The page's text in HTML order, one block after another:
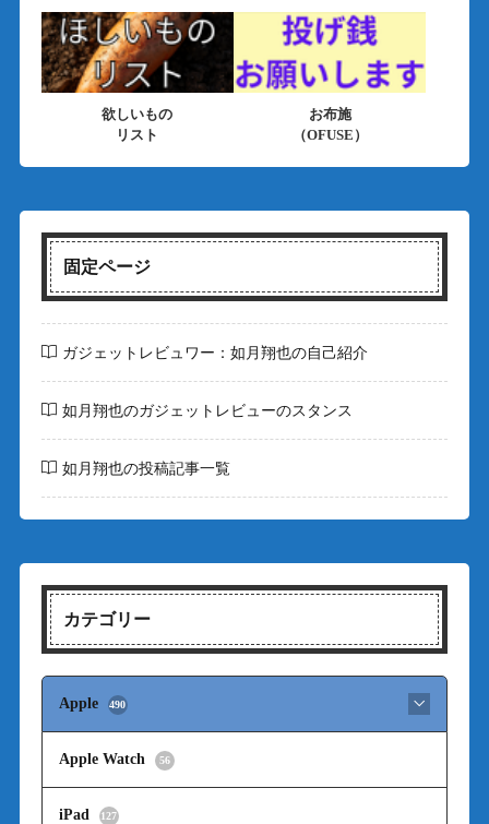
欲しいもの
リスト
お布施
（OFUSE）
固定ページ
ガジェットレビュワー：如月翔也の自己紹介
如月翔也のガジェットレビューのスタンス
如月翔也の投稿記事一覧
カテゴリー
Apple 490
Apple Watch 56
iPad 127